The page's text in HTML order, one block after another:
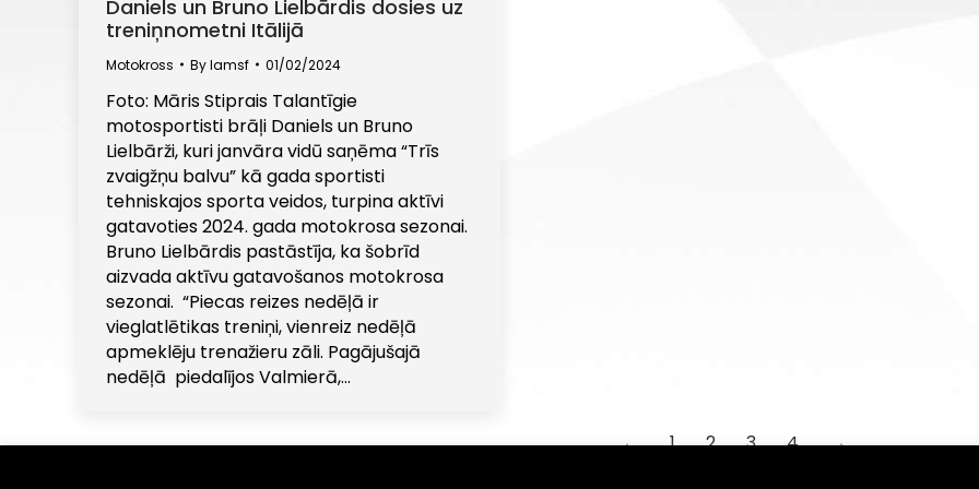
Daniels un Bruno Lielbārdis dosies uz
treniņnometni Itālijā
Motokross Bylamsf 01/02/2024
Foto: Māris Stiprais Talantīgie
motosportisti brāļi Daniels un Bruno
Lielbārži, kuri janvāra vidū saņēma “Trīs
zvaigžņu balvu” kā gada sportisti
tehniskajos sporta veidos, turpina aktīvi
gatavoties 2024. gada motokrosa sezonai.
Bruno Lielbārdis pastāstīja, ka šobrīd
aizvada aktīvu gatavošanos motokrosa
sezonai. “Piecas reizes nedēļā ir
vieglatlētikas treniņi, vienreiz nedēļā
apmeklēju trenažieru zāli. Pagājušajā
nedēļā piedalījos Valmierā,…
← 1 2 3 4 →